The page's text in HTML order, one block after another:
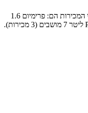
7 רכבי פיג'ו 5008 נמכרו בשנת 2016. מובילי המכירות הם: פרימיום 1.6